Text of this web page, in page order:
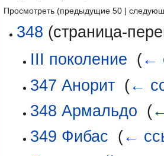
Просмотреть (предыдущие 50 |
348 (страница-
III поколение (←
347 Анорит‎ (←
348 Армальдо (
349 Фибас (←